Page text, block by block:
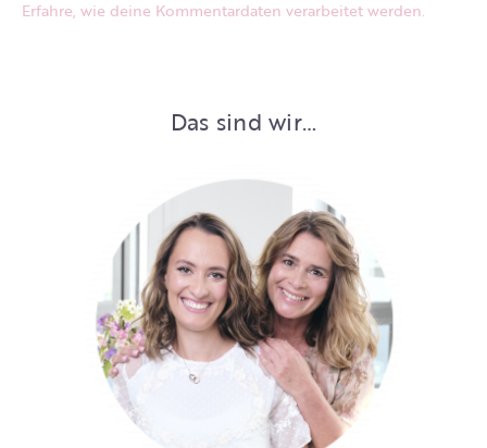
Erfahre, wie deine Kommentardaten verarbeitet werden.
Das sind wir…